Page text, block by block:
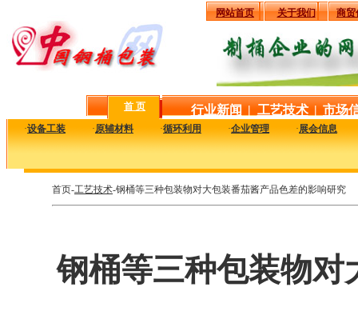
网站首页 关于我们 商贸
首 页 行业新闻 | 工艺技术 | 市场
·设备工装 ·原辅材料 ·循环利用 ·企业管理 ·展会信息
首页-工艺技术-钢桶等三种包装物对大包装番茄酱产品色差的影响研究
钢桶等三种包装物对